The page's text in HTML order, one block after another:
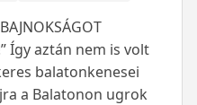
Így aztán nem is volt
balatonkenesei
a Balatonon ugrok